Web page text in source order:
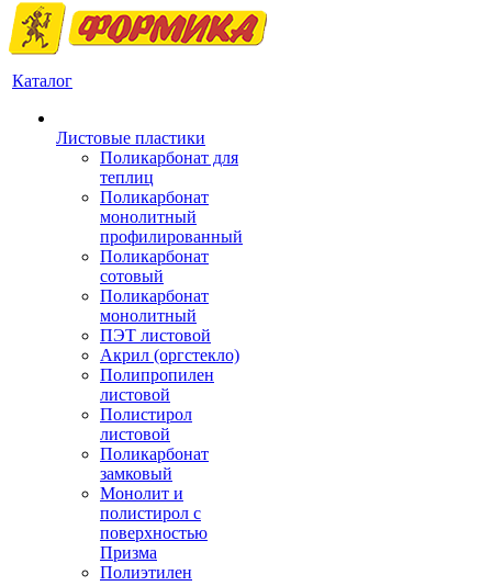
Каталог
Листовые пластики
Поликарбонат для
теплиц
Поликарбонат
монолитный
профилированный
Поликарбонат
сотовый
Поликарбонат
монолитный
ПЭТ листовой
Акрил (оргстекло)
Полипропилен
листовой
Полистирол
листовой
Поликарбонат
замковый
Монолит и
полистирол с
поверхностью
Призма
Полиэтилен